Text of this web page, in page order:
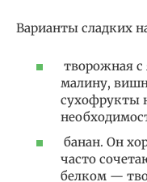
Варианты сладких
творожная с
малину,
сухофрукты
банан. Он
часто
белком —